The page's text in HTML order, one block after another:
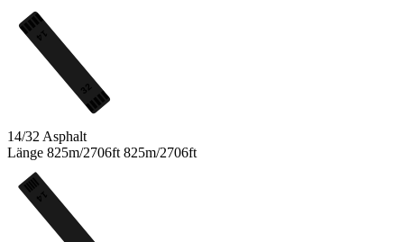
32
14
14/32Asphalt
Länge 825m/2706ft 825m/2706ft
14